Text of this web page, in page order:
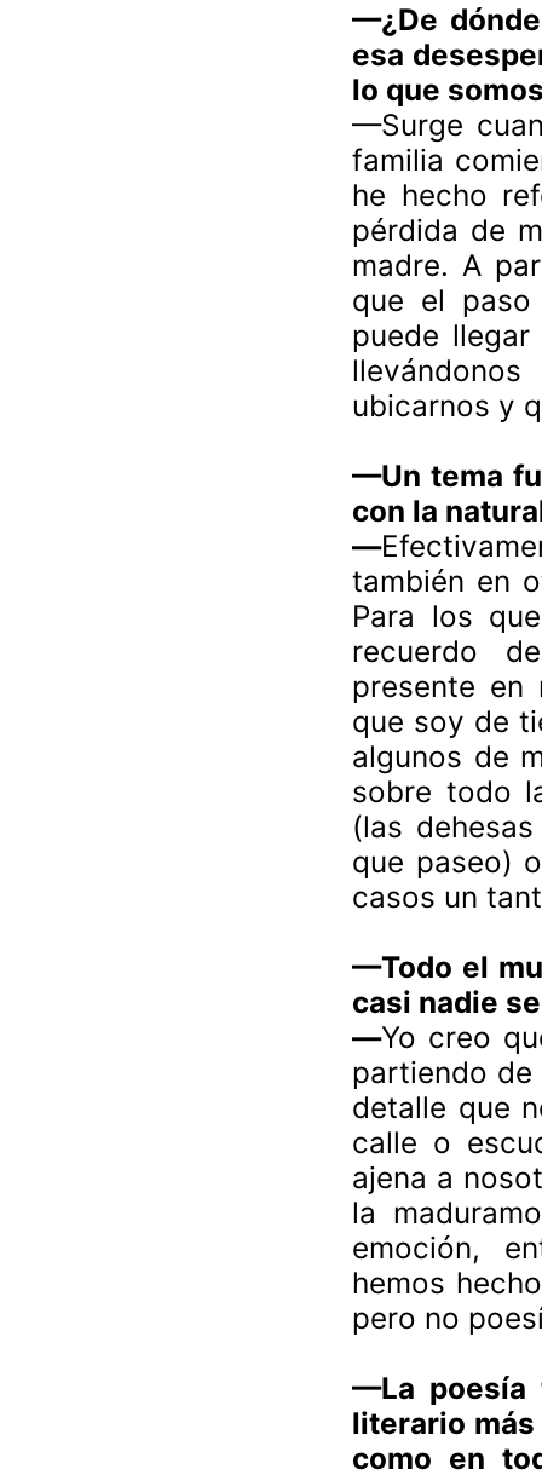
—¿De
esa
lo que
—Surge
familia
he hecho
pérdida de
madre. A
que el
puede
ubicarnos y
—Un tema
con la
—
también en
Para los
recuerdo
presente en
que soy de
algunos de
sobre todo
(las
que paseo)
casos un
—Todo el
casi nadie
—Yo creo
partiendo de
detalle que
calle o
ajena a
la
emoción,
hemos
pero no
—La poesía
literario más
como en